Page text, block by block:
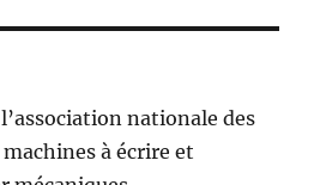
nationale des
à écrire et